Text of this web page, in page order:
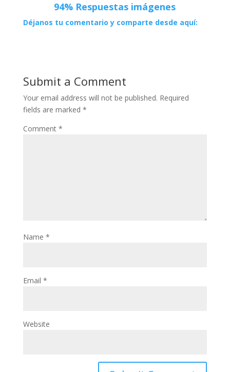
94% Respuestas imágenes
Déjanos tu comentario y comparte desde aquí:
Submit a Comment
Your email address will not be published. Required
fields are marked *
Comment *
Name *
Email *
Website